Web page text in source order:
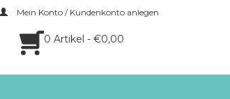
Mein Konto / Kundenkonto anlegen
0 Artikel - €0,00